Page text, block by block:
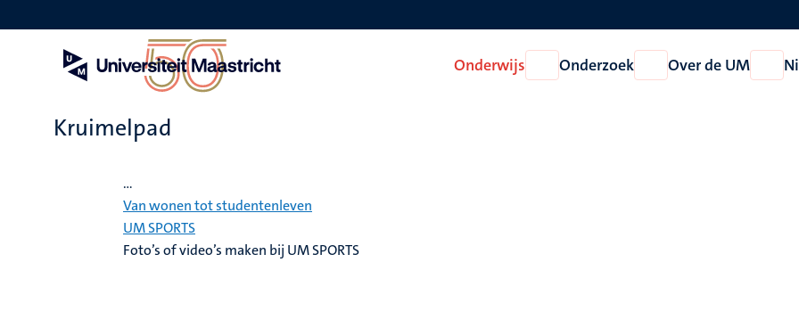
en
Onderwijs
Open
Onderwijs
Onderzoek
Open
Onderzoek
Over de UM
Open
Over
Kruimelpad
...
Van wonen tot studentenleven
UM SPORTS
Foto’s of video’s maken bij UM SPORTS